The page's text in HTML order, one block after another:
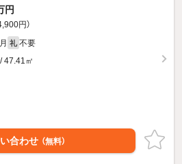
円
円）
礼 不要
47.41㎡
合わせ （無料）